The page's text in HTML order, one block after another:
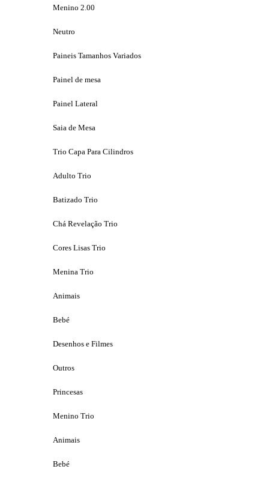
Menino 2.00
Neutro
Paineis Tamanhos Variados
Painel de mesa
Painel Lateral
Saia de Mesa
Trio Capa Para Cilindros
Adulto Trio
Batizado Trio
Chá Revelação Trio
Cores Lisas Trio
Menina Trio
Animais
Bebé
Desenhos e Filmes
Outros
Princesas
Menino Trio
Animais
Bebé